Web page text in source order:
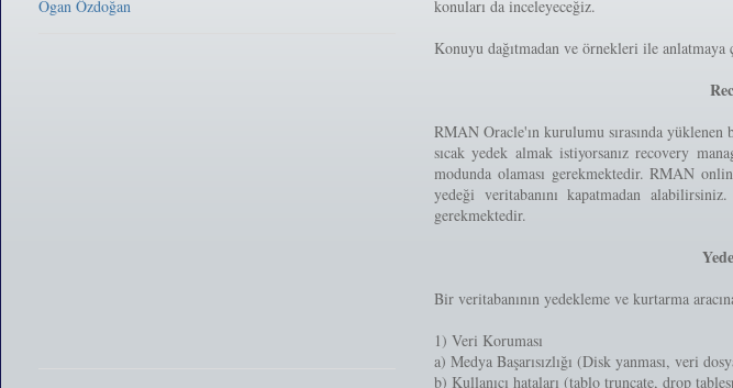
konuları da inceleyeceğiz.
Konuyu dağıtmadan ve örnekleri ile anlatmaya
RMAN Oracle'ın kurulumu sırasında
sıcak yedek almak istiyorsanız recovery
modunda olaması gerekmektedir. RMAN
yedeği veritabanını kapatmadan
gerekmektedir.
Bir veritabanının yedekleme ve kurtarma
1) Veri Koruması
a) Medya Başarısızlığı (Disk yanması, veri
b) Kullanıcı hataları (tablo truncate, drop
Ogan Özdoğan